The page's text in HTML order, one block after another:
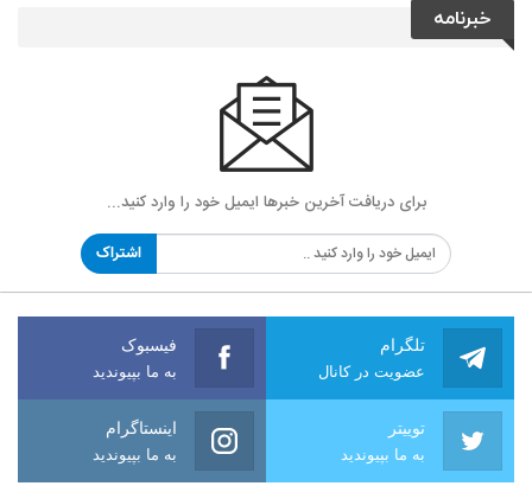
خبرنامه
برای دریافت آخرین خبرها ایمیل خود را وارد کنید...
اشتراک
تلگرام
عضویت در کانال
فیسبوک
به ما بپیوندید
توییتر
به ما بپیوندید
اینستاگرام
به ما بپیوندید